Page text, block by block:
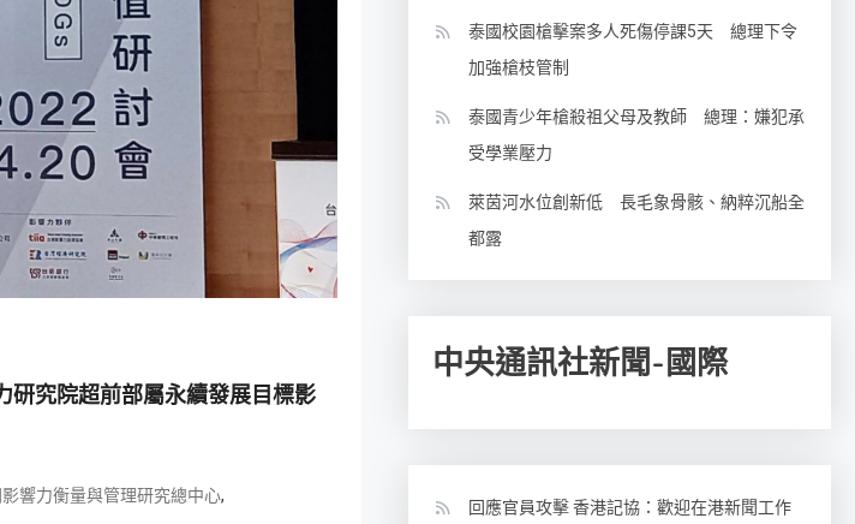
研究院超前部屬永續發展目標影
響力衡量與管理研究總中心,
泰國校園槍擊案多人死傷停課5天 總理下令
加強槍枝管制
泰國青少年槍殺祖父母及教師 總理：嫌犯承
受學業壓力
萊茵河水位創新低 長毛象骨骸、納粹沉船全
都露
中央通訊社新聞-國際
回應官員攻擊 香港記協：歡迎在港新聞工作